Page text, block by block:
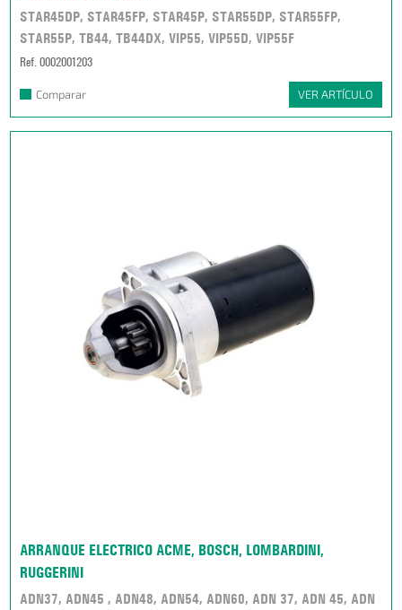
STAR45DP, STAR45FP, STAR45P, STAR55DP, STAR55FP,
STAR55P, TB44, TB44DX, VIP55, VIP55D, VIP55F
Ref. 0002001203
Comparar VER ARTÍCULO
ARRANQUE ELECTRICO ACME, BOSCH, LOMBARDINI,
RUGGERINI
ADN37, ADN45 , ADN48, ADN54, ADN60, ADN 37, ADN 45, ADN